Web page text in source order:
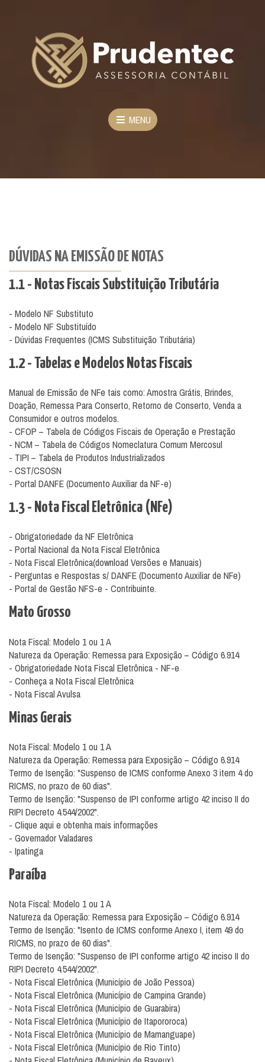
MENU
DÚVIDAS NA EMISSÃO DE NOTAS
1.1 - Notas Fiscais Substituição Tributária
- Modelo NF Substituto
- Modelo NF Substituído
- Dúvidas Frequentes (ICMS Substituição Tributária)
1.2 - Tabelas e Modelos Notas Fiscais
Manual de Emissão de NFe tais como: Amostra Grátis, Brindes,
Doação, Remessa Para Conserto, Retorno de Conserto, Venda a
Consumidor e outros modelos.
- CFOP – Tabela de Códigos Fiscais de Operação e Prestação
- NCM – Tabela de Códigos Nomeclatura Comum Mercosul
- TIPI – Tabela de Produtos Industrializados
- CST/CSOSN
- Portal DANFE (Documento Auxiliar da NF-e)
1.3 - Nota Fiscal Eletrônica (NFe)
- Obrigatoriedade da NF Eletrônica
- Portal Nacional da Nota Fiscal Eletrônica
- Nota Fiscal Eletrônica(download Versões e Manuais)
- Perguntas e Respostas s/ DANFE (Documento Auxiliar de NFe)
- Portal de Gestão NFS-e - Contribuinte.
Mato Grosso
Nota Fiscal: Modelo 1 ou 1 A
Natureza da Operação: Remessa para Exposição – Código 6.914
- Obrigatoriedade Nota Fiscal Eletrônica - NF-e
- Conheça a Nota Fiscal Eletrônica
- Nota Fiscal Avulsa
Minas Gerais
Nota Fiscal: Modelo 1 ou 1 A
Natureza da Operação: Remessa para Exposição – Código 6.914
Termo de Isenção: "Suspenso de ICMS conforme Anexo 3 item 4 do
RICMS, no prazo de 60 dias".
Termo de Isenção: "Suspenso de IPI conforme artigo 42 inciso II do
RIPI Decreto 4.544/2002".
- Clique aqui e obtenha mais informações
- Governador Valadares
- Ipatinga
Paraíba
Nota Fiscal: Modelo 1 ou 1 A
Natureza da Operação: Remessa para Exposição – Código 6.914
Termo de Isenção: "Isento de ICMS conforme Anexo I, item 49 do
RICMS, no prazo de 60 dias".
Termo de Isenção: "Suspenso de IPI conforme artigo 42 inciso II do
RIPI Decreto 4.544/2002".
- Nota Fiscal Eletrônica (Município de João Pessoa)
- Nota Fiscal Eletrônica (Município de Campina Grande)
- Nota Fiscal Eletrônica (Município de Guarabira)
- Nota Fiscal Eletrônica (Município de Itapororoca)
- Nota Fiscal Eletrônica (Município de Mamanguape)
- Nota Fiscal Eletrônica (Município de Rio Tinto)